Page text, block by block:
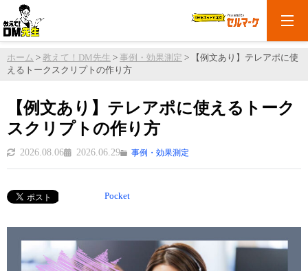
ホーム > 教えて！DM先生 > 事例・効果測定 >
【例文あり】テレアポに使
えるトークスクリプトの作り方
【例文あり】テレアポに使えるトーク
スクリプトの作り方
2026.08.06 2026.06.29 事例・効果測定
Pocket